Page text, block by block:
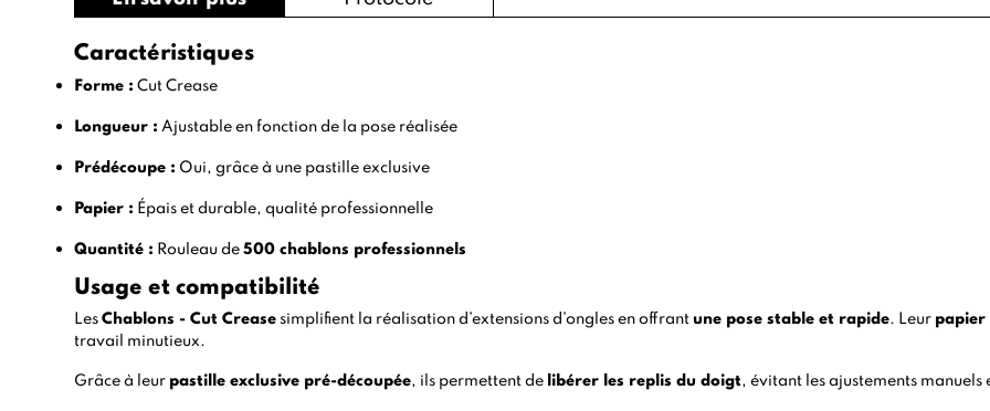
Caractéristiques
Forme : Cut Crease
Longueur : Ajustable en fonction de la pose réalisée
Prédécoupe : Oui, grâce à une pastille exclusive
Papier : Épais et durable, qualité professionnelle
Quantité : Rouleau de500 chablons professionnels
Usage et compatibilité
LesChablons - Cut Crease simplifient la réalisation d’extensions d’ongles en offrantune pose stable et rapide. Leur papier
travail minutieux.
Grâce à leur pastille exclusive pré-découpée, ils permettent de libérer les replis du doigt, évitant les ajustements manuels